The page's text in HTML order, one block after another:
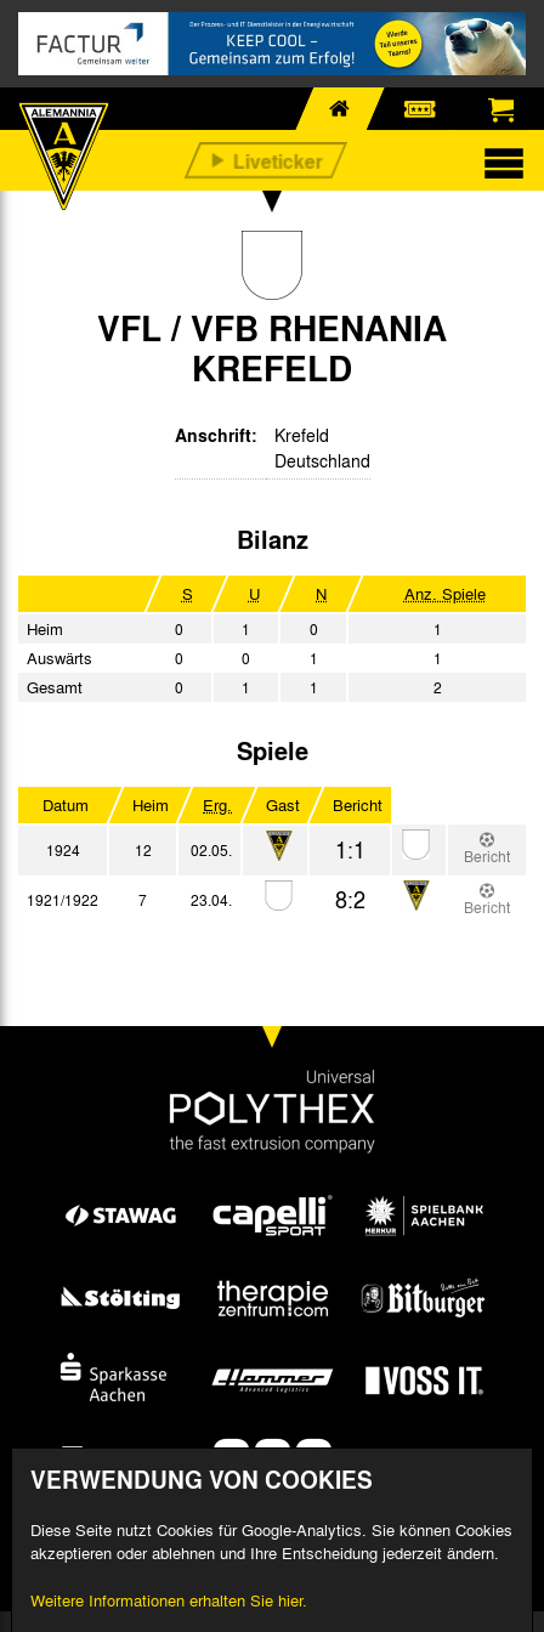
VFL / VFB RHENANIA
KREFELD
Anschrift:
Krefeld
Deutschland
Bilanz
S U N
Anz. Spiele
Heim
0 1 0 1
Auswärts 0 0 1 1
Gesamt 0 1 1 2
Spiele
Datum Heim Erg. Gast Bericht
1924 12 02.05. 1:1
Bericht
1921/1922
7 23.04. 8:2 Bericht
VERWENDUNG VON COOKIES
Diese Seite nutzt Cookies für Google-Analytics. Sie können Cookies
akzeptieren oder ablehnen und Ihre Entscheidung jederzeit ändern.
Weitere Informationen erhalten Sie hier.